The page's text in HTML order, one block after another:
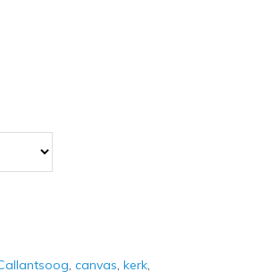
,canvas,kerk,